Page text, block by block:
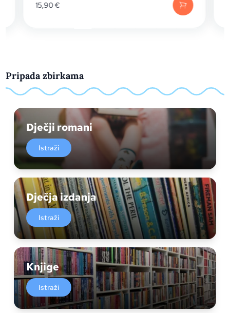
15,90€
Pripada zbirkama
Dječji romani
Istraži
Dječja izdanja
Istraži
Knjige
Istraži